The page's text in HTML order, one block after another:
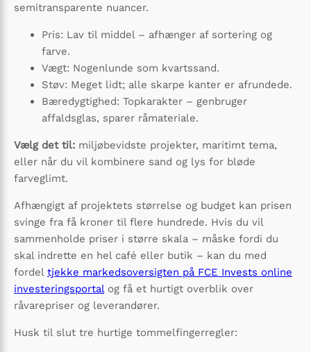
semitransparente nuancer.
Pris: Lav til middel – afhænger af sortering og
farve.
Vægt: Nogenlunde som kvartssand.
Støv: Meget lidt; alle skarpe kanter er afrundede.
Bæredygtighed: Topkarakter – genbruger
affaldsglas, sparer råmateriale.
Vælg det til: miljøbevidste projekter, maritimt tema,
eller når du vil kombinere sand og lys for bløde
farveglimt.
Afhængigt af projektets størrelse og budget kan prisen
svinge fra få kroner til flere hundrede. Hvis du vil
sammenholde priser i større skala – måske fordi du
skal indrette en hel café eller butik – kan du med
fordel tjekke markedsoversigten på FCE Invests online
investeringsportalog få et hurtigt overblik over
råvarepriser og leverandører.
Husk til slut tre hurtige tommelfingerregler: